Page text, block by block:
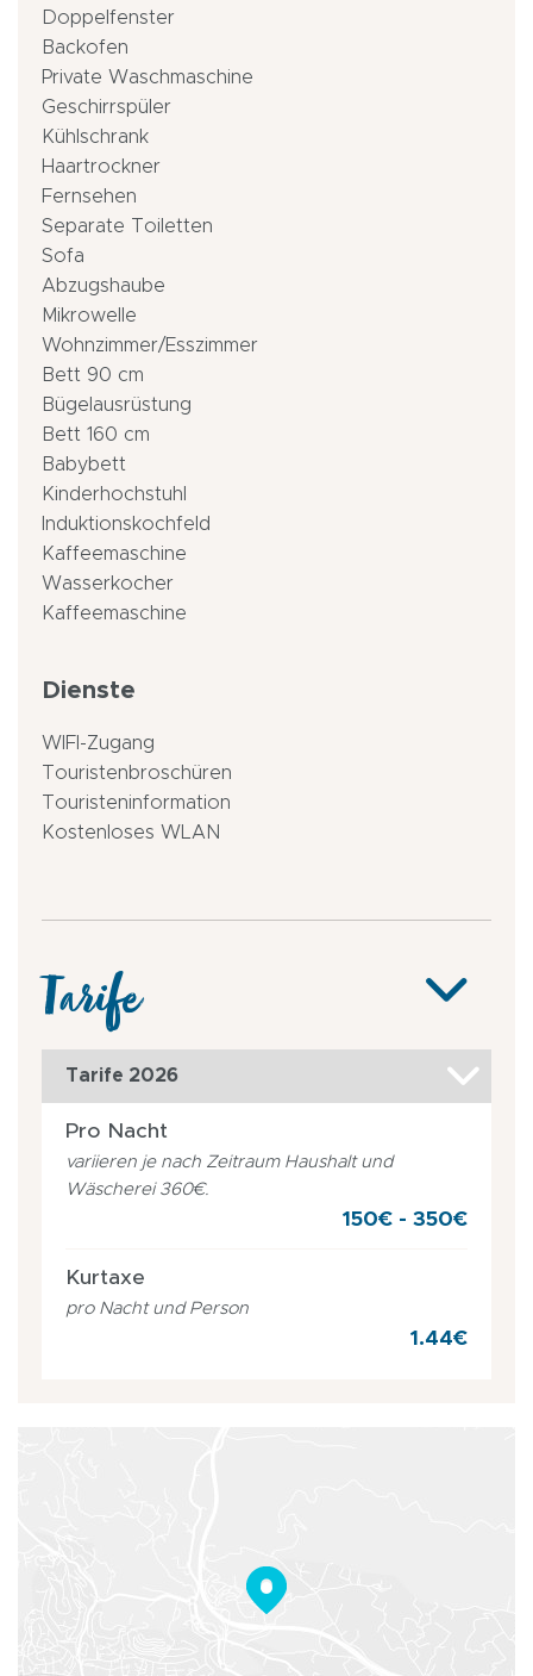
Doppelfenster
Backofen
Private Waschmaschine
Geschirrspüler
Kühlschrank
Haartrockner
Fernsehen
Separate Toiletten
Sofa
Abzugshaube
Mikrowelle
Wohnzimmer/Esszimmer
Bett 90 cm
Bügelausrüstung
Bett 160 cm
Babybett
Kinderhochstuhl
Induktionskochfeld
Kaffeemaschine
Wasserkocher
Kaffeemaschine
Dienste
WIFI-Zugang
Touristenbroschüren
Touristeninformation
Kostenloses WLAN
Tarife
Tarife 2026
Pro Nacht
variieren je nach Zeitraum Haushalt und
Wäscherei 360€.
150€ - 350€
Kurtaxe
pro Nacht und Person
1.44€